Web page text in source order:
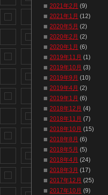
2021年2月 (9)
2021年1月 (12)
2020年5月 (2)
2020年2月 (2)
2020年1月 (6)
2019年11月 (1)
2019年10月 (3)
2019年9月 (10)
2019年4月 (2)
2019年1月 (6)
2018年12月 (4)
2018年11月 (7)
2018年10月 (15)
2018年8月 (6)
2018年5月 (5)
2018年4月 (24)
2018年3月 (17)
2017年12月 (25)
2017年10月 (9)